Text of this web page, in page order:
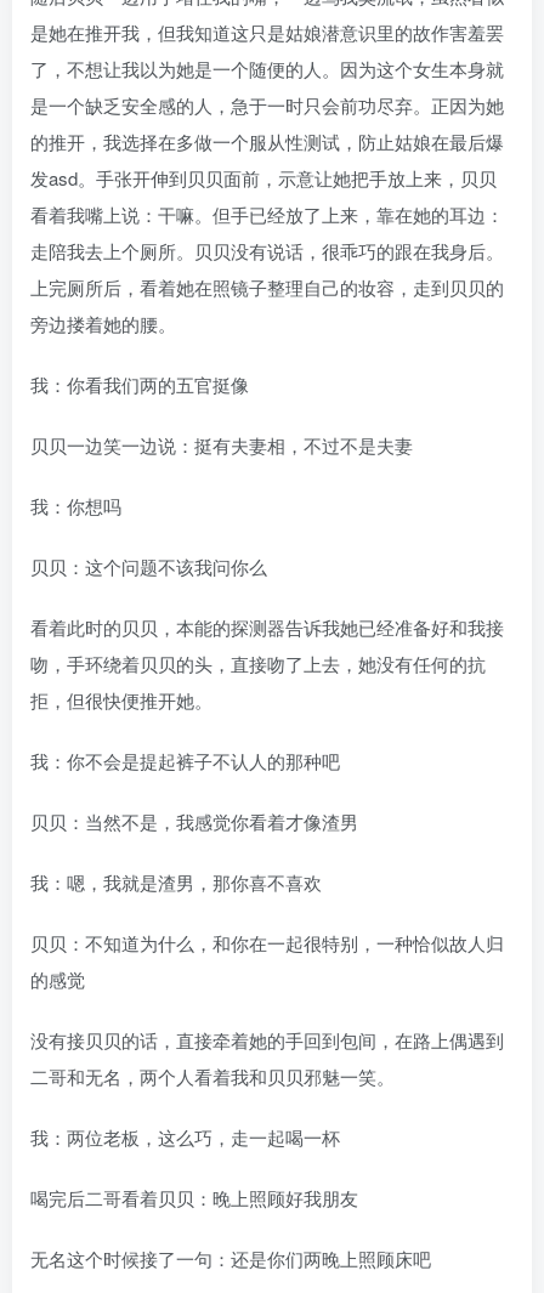
是她在推开我，但我知道这只是姑娘潜意识里的故作害羞罢
了，不想让我以为她是一个随便的人。因为这个女生本身就
是一个缺乏安全感的人，急于一时只会前功尽弃。正因为她
的推开，我选择在多做一个服从性测试，防止姑娘在最后爆
发asd。手张开伸到贝贝面前，示意让她把手放上来，贝贝
看着我嘴上说：干嘛。但手已经放了上来，靠在她的耳边：
走陪我去上个厕所。贝贝没有说话，很乖巧的跟在我身后。
上完厕所后，看着她在照镜子整理自己的妆容，走到贝贝的
旁边搂着她的腰。
我：你看我们两的五官挺像
贝贝一边笑一边说：挺有夫妻相，不过不是夫妻
我：你想吗
贝贝：这个问题不该我问你么
看着此时的贝贝，本能的探测器告诉我她已经准备好和我接
吻，手环绕着贝贝的头，直接吻了上去，她没有任何的抗
拒，但很快便推开她。
我：你不会是提起裤子不认人的那种吧
贝贝：当然不是，我感觉你看着才像渣男
我：嗯，我就是渣男，那你喜不喜欢
贝贝：不知道为什么，和你在一起很特别，一种恰似故人归
的感觉
没有接贝贝的话，直接牵着她的手回到包间，在路上偶遇到
二哥和无名，两个人看着我和贝贝邪魅一笑。
我：两位老板，这么巧，走一起喝一杯
喝完后二哥看着贝贝：晚上照顾好我朋友
无名这个时候接了一句：还是你们两晚上照顾床吧